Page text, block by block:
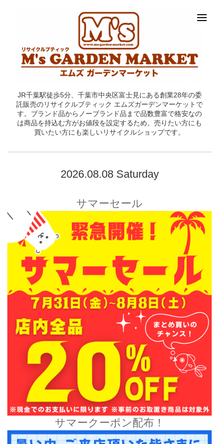
JR千葉駅徒歩5分、千葉市中央区富士見にある創業28年の委
託販売のリサイクルブティック エムズガーデンマーケットで
す。ブランド品からノーブランド品まで品数豊富で格安なの
は商品を持込む方がお値段を設定するため。売りたい方にも
買いたい方にも楽しいリサイクルショップです。
2026.08.08 Saturday
サマーセール
サマークーポン配布！